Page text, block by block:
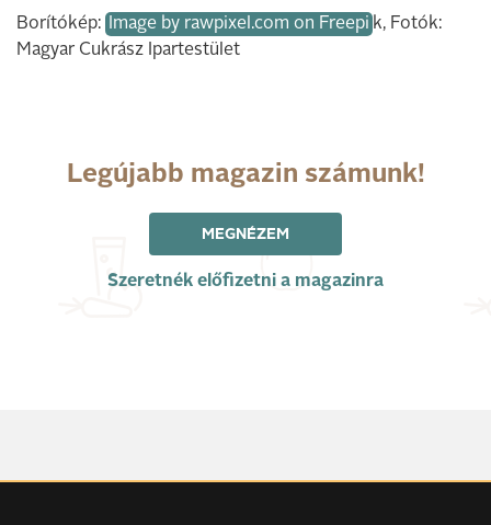
Borítókép: Image by rawpixel.com on Freepi k, Fotók:
Magyar Cukrász Ipartestület
Legújabb magazin számunk!
MEGNÉZEM
Szeretnék előfizetni a magazinra